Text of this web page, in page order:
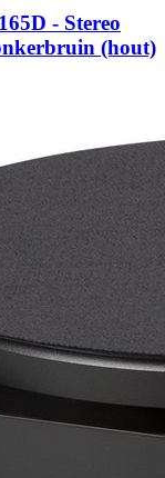
- Stereo
(hout)